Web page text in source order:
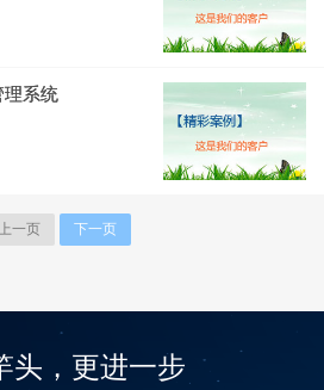
理系统
上一页 下一页
头，更进一步